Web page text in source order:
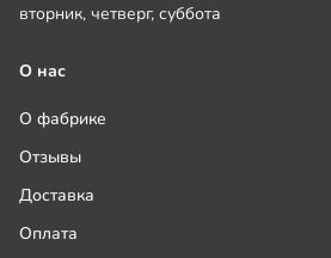
вторник, четверг, суббота
О нас
О фабрике
Отзывы
Доставка
Оплата